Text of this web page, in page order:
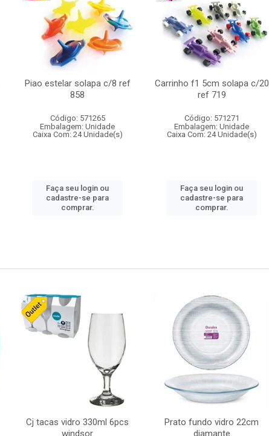
Piao estelar solapa c/8 ref
858
Código: 571265
Embalagem: Unidade
Caixa Com: 24 Unidade(s)
Faça seu login ou
cadastre-se para
comprar.
Carrinho f1 5cm solapa c/20
ref 719
Código: 571271
Embalagem: Unidade
Caixa Com: 24 Unidade(s)
Faça seu login ou
cadastre-se para
comprar.
Cj tacas vidro 330ml 6pcs
windsor
Prato fundo vidro 22cm
diamante